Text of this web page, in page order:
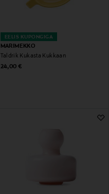
EELIS KUPONGIGA
MARIMEKKO
Taldrik Kukasta Kukkaan
Original Price
24,00 €